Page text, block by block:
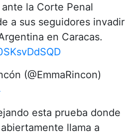
la Corte Penal
a sus seguidores invadir
en Caracas.
(@EmmaRincon)
esta prueba donde
llama a